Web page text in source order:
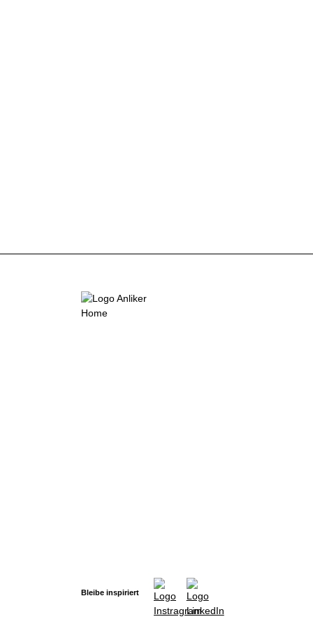
Bleibe inspiriert